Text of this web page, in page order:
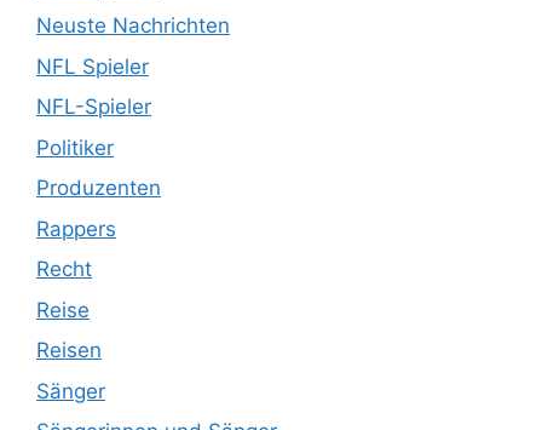
Neuste Nachrichten
NFL Spieler
NFL-Spieler
Politiker
Produzenten
Rappers
Recht
Reise
Reisen
Sänger